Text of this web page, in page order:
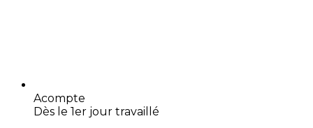
Acompte
Dès le 1er jour travaillé